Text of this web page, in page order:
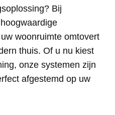
Bij
woonruimte omtovert
thuis. Of u nu kiest
onze systemen zijn
afgestemd op uw